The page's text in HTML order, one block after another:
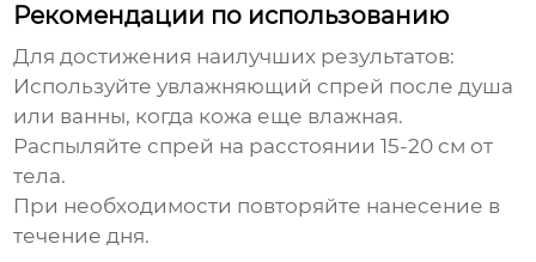
Рекомендации по использованию
Для достижения наилучших результатов:
Используйтеувлажняющий спрей после душа
или ванны, когда кожа еще влажная.
Распыляйте спрей на расстоянии 15-20 см от
тела.
При необходимости повторяйте нанесение в
течение дня.